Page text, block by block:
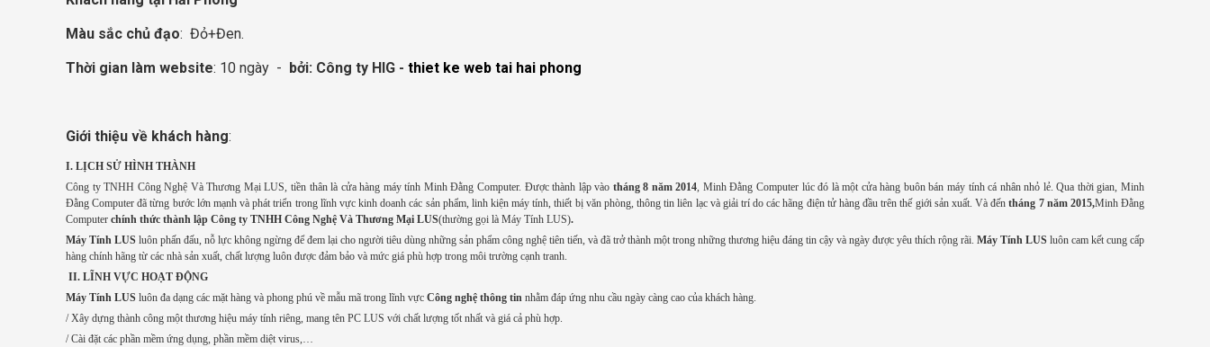
Màu sắc chủ đạo: Đỏ+Đen.
Thời gian làm website: 10 ngày - bởi: Công ty HIG - thiet ke web tai hai phong
Giới thiệu về khách hàng:
I. LỊCH SỬ HÌNH THÀNH
Công ty TNHH Công Nghệ Và Thương Mại LUS, tiền thân là cửa hàng máy tính Minh Đằng Computer. Được thành lập vào tháng 8 năm 2014, Minh Đằng Computer lúc đó là một cửa hàng buôn bán máy tính cá nhân nhỏ lẻ. Qua thời gian, Minh
Đằng Computer đã từng bước lớn mạnh và phát triển trong lĩnh vực kinh doanh các sản phẩm, linh kiện máy tính, thiết bị văn phòng, thông tin liên lạc và giải trí do các hãng điện tử hàng đầu trên thế giới sản xuất. Và đếntháng 7 năm 2015,Minh Đằng
Computer chính thức thành lập Công ty TNHH Công Nghệ Và Thương Mại LUS(thường gọi là Máy Tính LUS).
Máy Tính LUS luôn phấn đấu, nỗ lực không ngừng để đem lại cho người tiêu dùng những sản phẩm công nghệ tiên tiến, và đã trở thành một trong những thương hiệu đáng tin cậy và ngày được yêu thích rộng rãi. Máy Tính LUS luôn cam kết cung cấp
hàng chính hãng từ các nhà sản xuất, chất lượng luôn được đảm bảo và mức giá phù hợp trong môi trường cạnh tranh.
II. LĨNH VỰC HOẠT ĐỘNG
Máy Tính LUS luôn đa dạng các mặt hàng và phong phú về mẫu mã trong lĩnh vực Công nghệ thông tin nhằm đáp ứng nhu cầu ngày càng cao của khách hàng.
/ Xây dựng thành công một thương hiệu máy tính riêng, mang tên PC LUS với chất lượng tốt nhất và giá cả phù hợp.
/ Cài đặt các phần mềm ứng dụng, phần mềm diệt virus,…